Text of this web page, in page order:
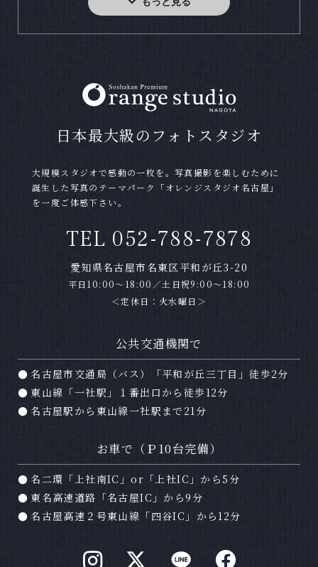
お電話または当サイトの予約フォームやLINEで
ご予約を承ります。料金等わからない事なども
お気軽にお問い合わせ下さい。
か？
Ａ はい。お客様のスマートフォン・携帯電話で撮
の妨げにならないようにご配慮下さい。タイミ
いますので、スタッフにご確認下さい。
撮影データはもらえますか？
はい。オレンジスタジオの撮影プランは全てデ
ータ付きのプランとなっております。データは
撮影日２週間後に専用サイトよりダウンロード
していただけます。
Ａ 土日祝日は大変混み合います。休日の撮影をご
希望の場合はお早めのご予約をおすすめ致しま
す。
日本最大級のフォトスタジオ
大規模スタジオで感動の一枚を。写真撮影を楽しむために
誕生した写真のテーマパーク「オレンジスタジオ名古屋」
を一度ご体感下さい。
TEL 052-788-7878
愛知県名古屋市名東区平和が丘3-20
平日10:00～18:00／土日祝9:00～18:00
＜定休日：火水曜日＞
公共交通機関で
名古屋市交通局（バス）「平和が丘三丁目」徒歩2分
東山線「一社駅」１番出口から徒歩12分
名古屋駅から東山線一社駅まで21分
お車で（Ｐ10台完備）
名二環「上社南IC」or「上社IC」から5分
東名高速道路「名古屋IC」から9分
名古屋高速２号東山線「四谷IC」から12分